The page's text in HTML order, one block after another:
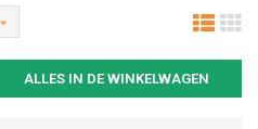
ALLES IN DE WINKELWAGEN